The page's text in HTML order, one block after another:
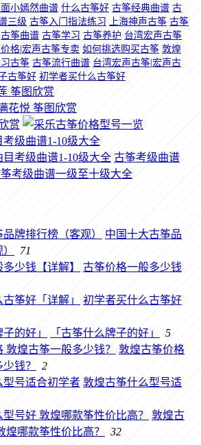
小嫣然曲谱 什么古筝好 古筝经典曲谱 古
三级 古筝入门指法练习 上海神声古筝 古筝
古筝曲谱 古筝学习 古筝养护 台湾宏声古筝
格|宏声古筝专卖 如何挑选购买古筝 敦煌
古筝 古筝流行曲谱 台湾宏声古筝|宏声古
古筝好 初学者买什么古筝好
级曲谱1-10级大全
古筝考级曲谱
中国十大古筝品
71
古筝价格一般多少钱
初学者买什么古筝好
「古筝什么牌子的好」
5
敦煌古筝价格
钱？
2
敦煌古筝什么型号适
敦煌古
煌哪款筝性价比高？
32